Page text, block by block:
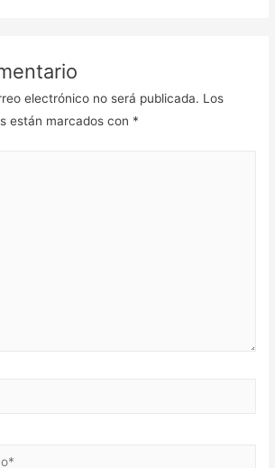
electrónico no será publicada. Los
están marcados con *